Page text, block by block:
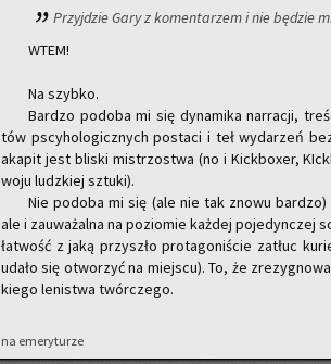
Przyj­dzie Gary z ko­men­ta­rzem i nie bę­dzie
WTEM!
Na szyb­ko.
Bar­dzo po­do­ba mi się dy­na­mi­ka nar­ra­cji,
tów pscy­ho­lo­gicz­nych po­sta­ci i teł wy­da­rzeń
aka­pit jest bli­ski mi­strzo­stwa (no i Kick­bo­xer,
wo­ju ludz­kiej sztu­ki).
Nie po­do­ba mi się (ale nie tak znowu
ale i za­uwa­żal­na na po­zio­mie każ­dej po­je­dyn­czej
ła­twość z jaką przy­szło pro­ta­go­ni­ście za­tłuc
udało się otwo­rzyć na miej­scu). To, że
kie­go le­ni­stwa twór­cze­go.
na eme­ry­tu­rze